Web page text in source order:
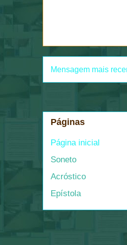
Mensagem mais
Páginas
Página inicial
Soneto
Acróstico
Epístola